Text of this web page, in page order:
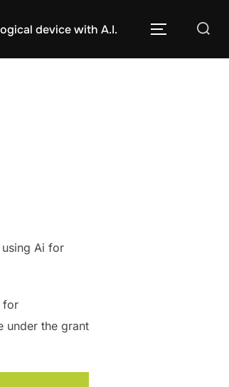
device with A.I.
Caută COMUTĂ
Ai for
for
under the grant